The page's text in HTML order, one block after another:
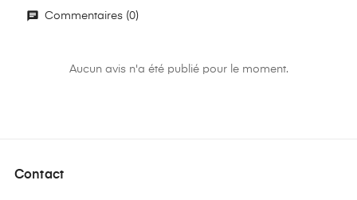
Commentaires (0)
Aucun avis n'a été publié pour le moment.
Contact